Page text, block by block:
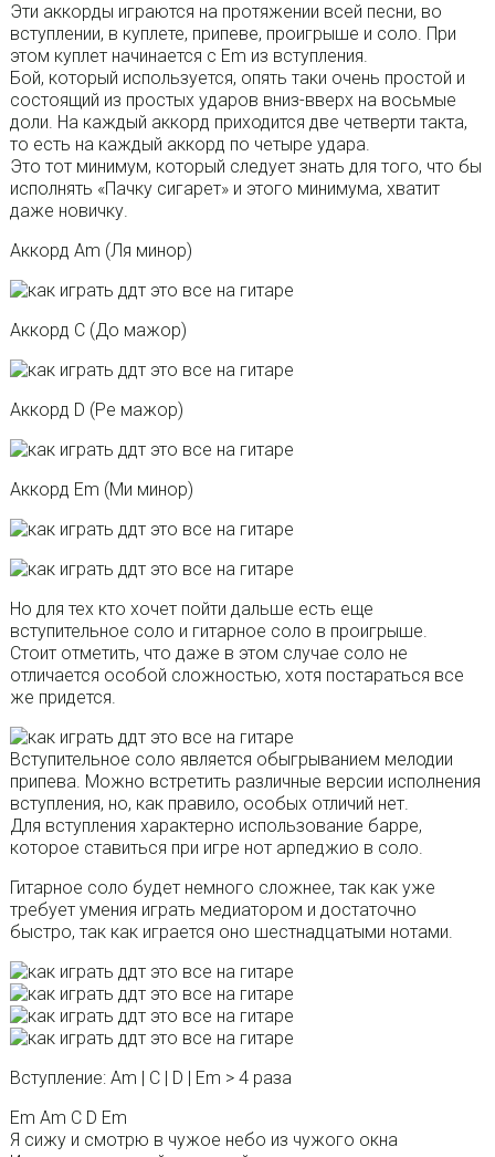
Эти аккорды играются на протяжении всей песни, во
вступлении, в куплете, припеве, проигрыше и соло. При
этом куплет начинается с Em из вступления.
Бой, который используется, опять таки очень простой и
состоящий из простых ударов вниз-вверх на восьмые
доли. На каждый аккорд приходится две четверти такта,
то есть на каждый аккорд по четыре удара.
Это тот минимум, который следует знать для того, что бы
исполнять «Пачку сигарет» и этого минимума, хватит
даже новичку.
Аккорд Am (Ля минор)
Аккорд C (До мажор)
Аккорд D (Ре мажор)
Аккорд Em (Ми минор)
Но для тех кто хочет пойти дальше есть еще
вступительное соло и гитарное соло в проигрыше.
Стоит отметить, что даже в этом случае соло не
отличается особой сложностью, хотя постараться все
же придется.
Вступительное соло является обыгрыванием мелодии
припева. Можно встретить различные версии исполнения
вступления, но, как правило, особых отличий нет.
Для вступления характерно использование барре,
которое ставиться при игре нот арпеджио в соло.
Гитарное соло будет немного сложнее, так как уже
требует умения играть медиатором и достаточно
быстро, так как играется оно шестнадцатыми нотами.
Вступление: Am | C | D | Em > 4 раза
Em Am C D Em
Я сижу и смотрю в чужое небо из чужого окна